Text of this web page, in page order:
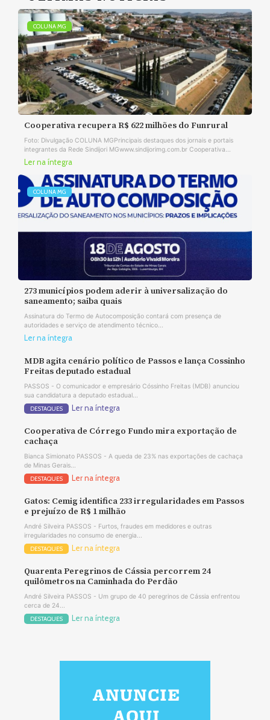
COLUNA MG
Cooperativa recupera R$ 622 milhões do Funrural
Foto: Divulgação COLUNA MGPrincipais destaques dos jornais e portais
integrantes da Rede Sindijori MGwww.sindijorimg.com.br Cooperativa...
Ler na íntegra
COLUNA MG
273 municípios podem aderir à universalização do
saneamento; saiba quais
Assinatura do Termo de Autocomposição contará com presença de
autoridades e serviço de atendimento técnico...
Ler na íntegra
MDB agita cenário político de Passos e lança Cossinho
Freitas deputado estadual
PASSOS - O comunicador e empresário Cóssinho Freitas (MDB) anunciou
sua candidatura a deputado estadual...
DESTAQUES Ler na íntegra
Cooperativa de Córrego Fundo mira exportação de
cachaça
Bianca Simionato PASSOS - A queda de 23% nas exportações de cachaça
de Minas Gerais...
DESTAQUES Ler na íntegra
Gatos: Cemig identifica 233 irregularidades em Passos
e prejuízo de R$ 1 milhão
André Silveira PASSOS - Furtos, fraudes em medidores e outras
irregularidades no consumo de energia...
DESTAQUES Ler na íntegra
Quarenta Peregrinos de Cássia percorrem 24
quilômetros na Caminhada do Perdão
André Silveira PASSOS - Um grupo de 40 peregrinos de Cássia enfrentou
cerca de 24...
DESTAQUES Ler na íntegra